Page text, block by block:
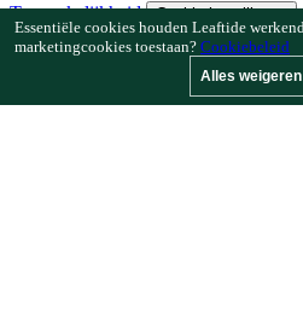
Toegankelijkheid
Cookie-instellingen
Hoe Leaftide werkt Tuinplanner-gids
Essentiële cookies houden Leaftide
marketingcookies toestaan? Cookiebeleid
Alles weigeren